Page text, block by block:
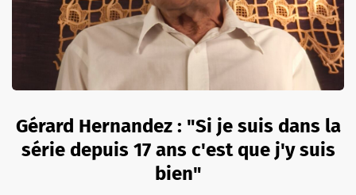
Gérard Hernandez : "Si je suis dans la
série depuis 17 ans c'est que j'y suis
bien"